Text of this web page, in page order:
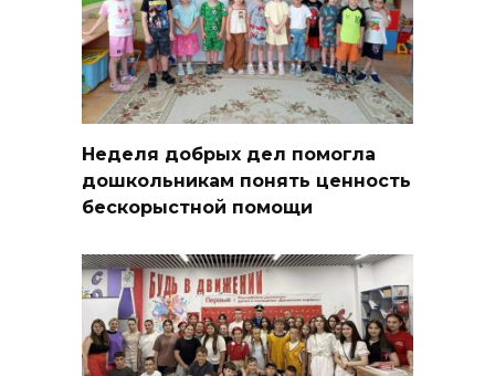
Неделя добрых дел помогла
дошкольникам понять ценность
бескорыстной помощи